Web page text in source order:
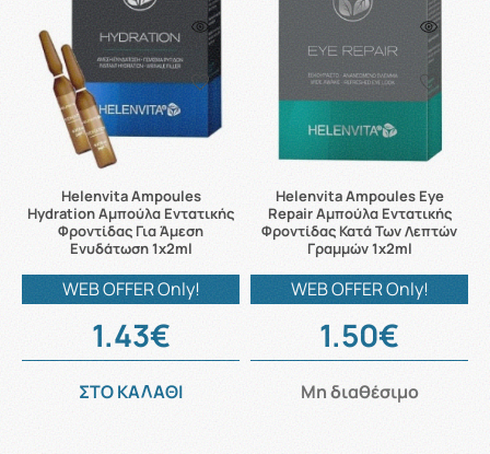
Helenvita Ampoules
Hydration Αμπούλα Εντατικής
Φροντίδας Για Άμεση
Ενυδάτωση 1x2ml
WEB OFFER Only!
1.43€
ΣΤΟ ΚΑΛΑΘΙ
Helenvita Ampoules Eye
Repair Αμπούλα Εντατικής
Φροντίδας Κατά Των Λεπτών
Γραμμών 1x2ml
WEB OFFER Only!
1.50€
Μη διαθέσιμο